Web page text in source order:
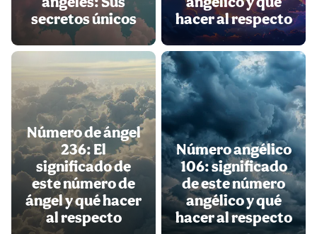
secretos únicos
hacer al respecto
Número de ángel
236: El
significado de
este número de
ángel y qué hacer
al respecto
Número angélico
106: significado
de este número
angélico y qué
hacer al respecto